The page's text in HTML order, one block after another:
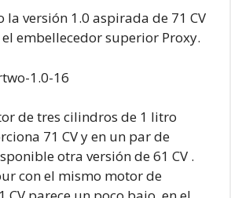
la versión 1.0 aspirada de 71 CV
embellecedor superior Proxy.
de tres cilindros de 1 litro
71 CV y en un par de
otra versión de 61 CV .
con el mismo motor de